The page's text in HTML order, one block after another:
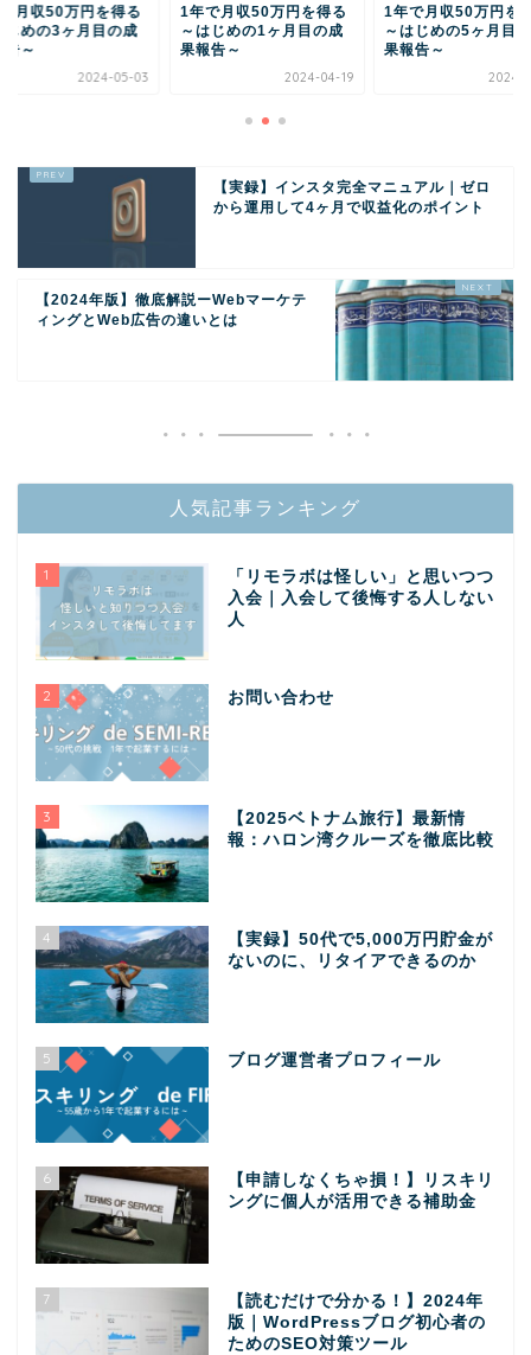
月収50万円を得る
じめの3ヶ月目の成
告～
2024-05-03
1年で月収50万円を得る
～はじめの1ヶ月目の成
果報告～
2024-04-19
1年で月収50万円を
～はじめの5ヶ月目
果報告～
2024-
【実録】インスタ完全マニュアル｜ゼロ
から運用して4ヶ月で収益化のポイント
【2024年版】徹底解説ーWebマーケテ
ィングとWeb広告の違いとは
人気記事ランキング
1
「リモラボは怪しい」と思いつつ
入会｜入会して後悔する人しない
人
2 お問い合わせ
3
【2025ベトナム旅行】最新情
報：ハロン湾クルーズを徹底比較
4
【実録】50代で5,000万円貯金が
ないのに、リタイアできるのか
5 ブログ運営者プロフィール
6
【申請しなくちゃ損！】リスキリ
ングに個人が活用できる補助金
7
【読むだけで分かる！】2024年
版｜WordPressブログ初心者の
ためのSEO対策ツール